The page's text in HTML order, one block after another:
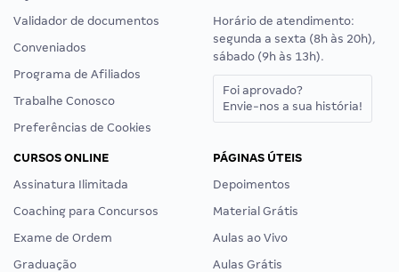
Validador de documentos
Conveniados
Programa de Afiliados
Trabalhe Conosco
Preferências de Cookies
Horário de atendimento:
segunda a sexta (8h às 20h),
sábado (9h às 13h).
Foi aprovado?
Envie-nos a sua história!
CURSOS ONLINE
Assinatura Ilimitada
Coaching para Concursos
Exame de Ordem
Graduação
PÁGINAS ÚTEIS
Depoimentos
Material Grátis
Aulas ao Vivo
Aulas Grátis